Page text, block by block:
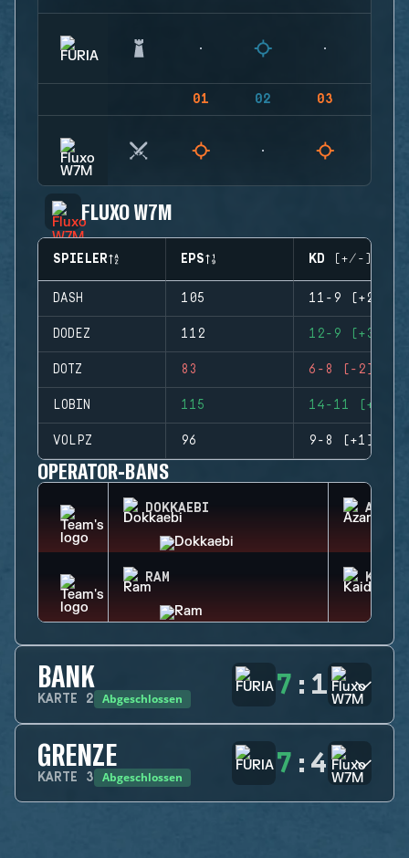
01 02 03
FLUXO W7M
SPIELER EPS KD (+/-)
DASH 105 11-9 (+2)
DODEZ 112 12-9 (+3)
DOTZ 83 6-8 (-2)
LOBIN 115 14-11 (+3)
VOLPZ 96 9-8 (+1)
OPERATOR-BANS
DOKKAEBI AZAMI
RAM KAID
BANK
KARTE 2 Abgeschlossen 7 : 1
GRENZE
KARTE 3 Abgeschlossen 7 : 4